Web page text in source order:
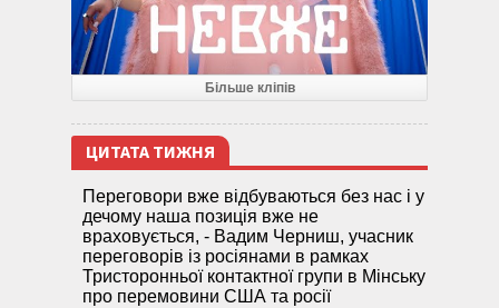
Більше кліпів
ЦИТАТА ТИЖНЯ
Переговори вже відбуваються без нас і у
дечому наша позиція вже не
враховується, - Вадим Черниш, учасник
переговорів із росіянами в рамках
Тристоронньої контактної групи в Мінську
про перемовини США та росії